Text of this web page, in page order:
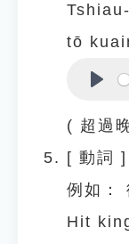
tō
( 超過
[ 動詞 ]
例如：
Hit